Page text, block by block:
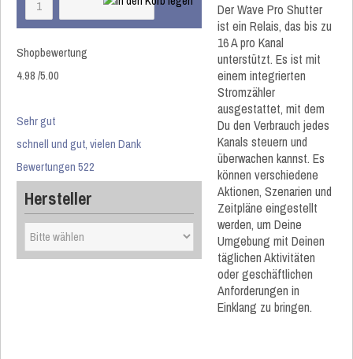
Shopbewertung
4.98/5.00
Sehr gut
schnell und gut, vielen Dank
Bewertungen 522
Hersteller
Der Wave Pro Shutter
ist ein Relais, das bis zu
16 A pro Kanal
unterstützt. Es ist mit
einem integrierten
Stromzähler
ausgestattet, mit dem
Du den Verbrauch jedes
Kanals steuern und
überwachen kannst. Es
können verschiedene
Aktionen, Szenarien und
Zeitpläne eingestellt
werden, um Deine
Umgebung mit Deinen
täglichen Aktivitäten
oder geschäftlichen
Anforderungen in
Einklang zu bringen.